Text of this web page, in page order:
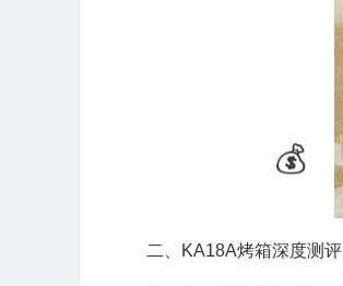
二、KA18A烤箱深度测评